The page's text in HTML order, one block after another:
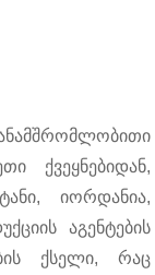
ქვეყნებიდან,
იორდანია,
აგენტების
ქსელი, რაც